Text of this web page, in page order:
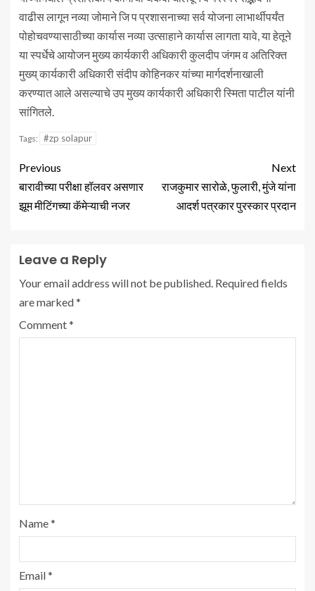
वाढीस लागून नव्या जोमाने जि प प्रशासनाच्या सर्व योजना लाभार्थीपर्यंत
पोहोचवण्यासाठीच्या कार्यास नव्या उत्साहाने कार्यास लागता यावे, या हेतूने
या स्पर्धेचे आयोजन मुख्य कार्यकारी अधिकारी कुलदीप जंगम व अतिरिक्त
मुख्य् कार्यकारी अधिकारी संदीप कोहिनकर यांच्या मार्गदर्शनाखाली
करण्यात आले असल्याचे उप मुख्य कार्यकारी अधिकारी स्मिता पाटील यांनी
सांगितले.
Tags: #zp solapur
Previous
बारावीच्या परीक्षा हॉलवर असणार
झूम मीटिंगच्या कॅमेऱ्याची नजर
Next
राजकुमार सारोळे, फुलारी, मुंजे यांना
आदर्श पत्रकार पुरस्कार प्रदान
Leave a Reply
Your email address will not be published. Required fields
are marked*
Comment*
Name*
Email*